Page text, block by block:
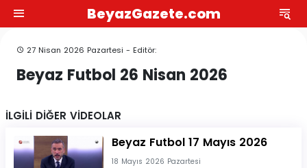
BeyazGazete.com
27 Nisan 2026 Pazartesi - Editör:
Beyaz Futbol 26 Nisan 2026
İLGİLİ DİĞER VİDEOLAR
Beyaz Futbol 17 Mayıs 2026
18 Mayıs 2026 Pazartesi